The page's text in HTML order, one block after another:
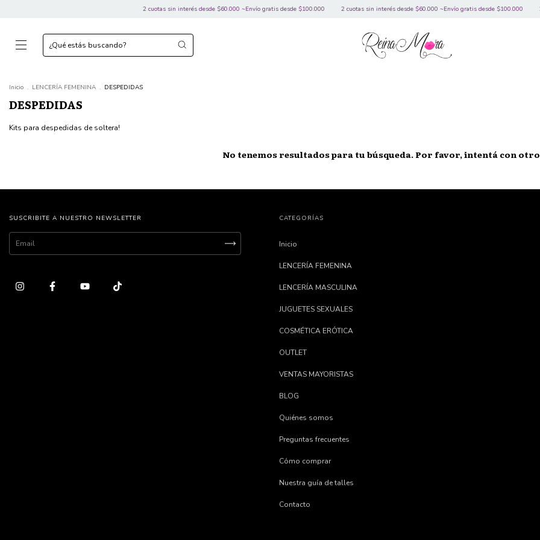
2 cuotas sin interés desde $60.000 ~Envío gratis desde $100.000 2 cuotas sin interés desde $60.000 ~Envío gratis desde $100.000 2
Inicio . LENCERÍA FEMENINA . DESPEDIDAS
DESPEDIDAS
Kits para despedidas de soltera!
No tenemos resultados para tu búsqueda. Por favor, intentá con
SUSCRIBITE A NUESTRO NEWSLETTER CATEGORÍAS
Inicio
LENCERÍA FEMENINA
LENCERÍA MASCULINA
JUGUETES SEXUALES
COSMÉTICA ERÓTICA
OUTLET
VENTAS MAYORISTAS
BLOG
Quiénes somos
Preguntas frecuentes
Cómo comprar
Nuestra guía de talles
Contacto